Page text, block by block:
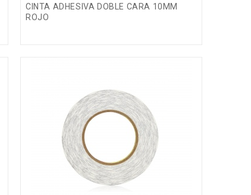
CINTA ADHESIVA DOBLE CARA 10MM
ROJO